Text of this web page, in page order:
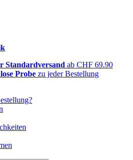
Standardversand ab CHF 69.90
Probe zu jeder Bestellung